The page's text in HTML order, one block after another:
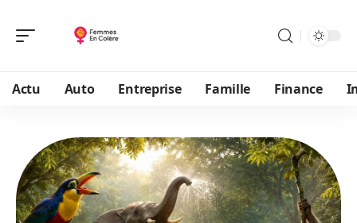
Actu Auto Entreprise Famille Finance